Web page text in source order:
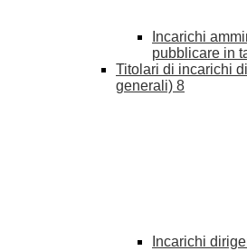
Incarichi
pubblicare in
Titolari di incarichi
generali) 8
Incarichi